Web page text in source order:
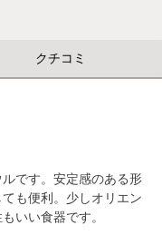
クチコミ
です。安定感のある形
も便利。 少しオリエン
いい食器です。